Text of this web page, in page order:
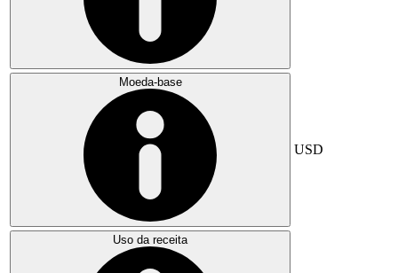
Moeda-base
USD
Uso da receita